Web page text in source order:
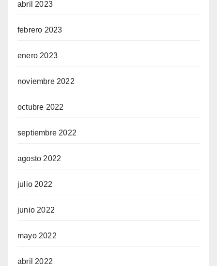
abril 2023
febrero 2023
enero 2023
noviembre 2022
octubre 2022
septiembre 2022
agosto 2022
julio 2022
junio 2022
mayo 2022
abril 2022